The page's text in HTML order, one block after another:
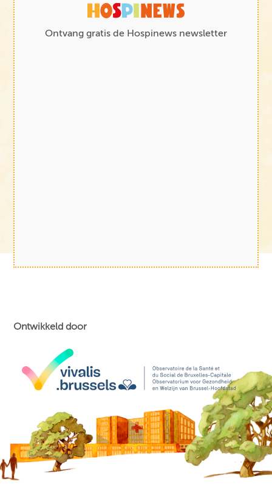
Ontvang gratis de Hospinews newsletter
Ontwikkeld door